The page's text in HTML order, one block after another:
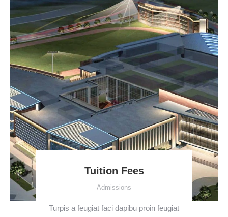
Tuition Fees
Admissions
Turpis a feugiat faci dapibu proin feugiat